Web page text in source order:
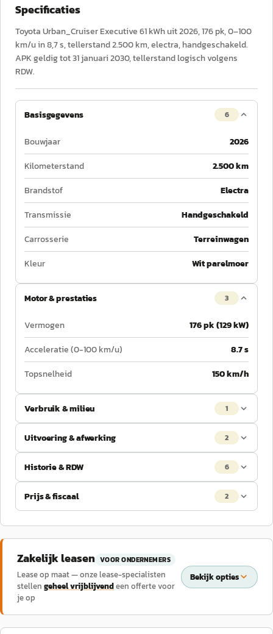
Specificaties
Toyota Urban_Cruiser Executive 61 kWh uit 2026, 176 pk, 0–100
km/u in 8,7 s, tellerstand 2.500 km, electra, handgeschakeld.
APK geldig tot 31 januari 2030, tellerstand logisch volgens
RDW.
Basisgegevens 6
Bouwjaar
2026
Kilometerstand
2.500 km
Brandstof
Electra
Transmissie
Handgeschakeld
Carrosserie
Terreinwagen
Kleur
Wit parelmoer
Motor & prestaties 3
Vermogen
176 pk (129 kW)
Acceleratie (0-100 km/u)
8.7 s
Topsnelheid
150 km/h
Verbruik & milieu 1
Uitvoering & afwerking 2
Historie & RDW 6
Prijs & fiscaal 2
Zakelijk leasen VOOR ONDERNEMERS
Lease op maat — onze lease-specialisten
stellen geheel vrijblijvendeen offerte voor
je op
Bekijk opties